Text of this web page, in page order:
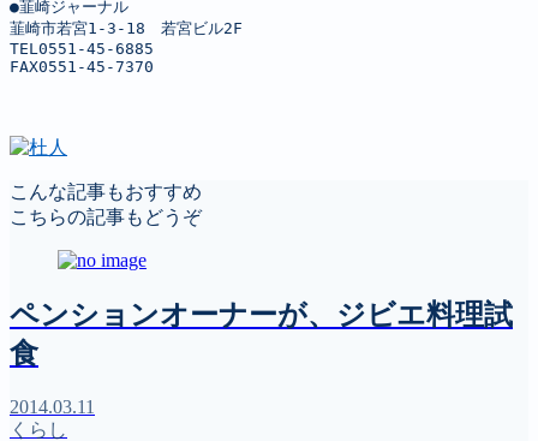
●韮崎ジャーナル
韮崎市若宮1-3-18　若宮ビル2F
TEL0551-45-6885
FAX0551-45-7370
こんな記事もおすすめ
こちらの記事もどうぞ
ペンションオーナーが、ジビエ料理試
食
2014.03.11
くらし